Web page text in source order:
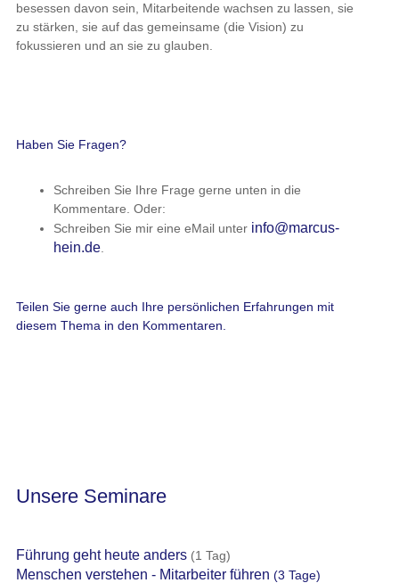
besessen davon sein, Mitarbeitende wachsen zu lassen, sie
zu stärken, sie auf das gemeinsame (die Vision) zu
fokussieren und an sie zu glauben.
Haben Sie Fragen?
Schreiben Sie Ihre Frage gerne unten in die
Kommentare. Oder:
Schreiben Sie mir eine eMail unter info@marcus-
hein.de.
Teilen Sie gerne auch Ihre persönlichen Erfahrungen mit
diesem Thema in den Kommentaren.
Unsere Seminare
Führung geht heute anders(1 Tag)
Menschen verstehen - Mitarbeiter führen (3 Tage)